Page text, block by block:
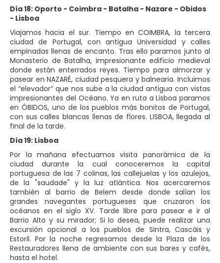
Día 18: Oporto - Coimbra - Batalha - Nazare - Obidos
- Lisboa
Viajamos hacia el sur. Tiempo en COIMBRA, la tercera
ciudad de Portugal, con antigua Universidad y calles
empinadas llenas de encanto. Tras ello paramos junto al
Monasterio de Batalha, impresionante edificio medieval
donde están enterrados reyes. Tiempo para almorzar y
pasear en NAZARÉ, ciudad pesquera y balnearia. Incluimos
el “elevador” que nos sube a la ciudad antigua con vistas
impresionantes del Océano. Ya en ruta a Lisboa paramos
en ÓBIDOS, uno de los pueblos más bonitos de Portugal,
con sus calles blancas llenas de flores. LISBOA, llegada al
final de la tarde.
Día 19: Lisboa
Por la mañana efectuamos visita panorámica de la
ciudad durante la cual conoceremos la capital
portuguesa de las 7 colinas, las callejuelas y los azulejos,
de la "saudade" y la luz atlántica. Nos acercaremos
también al barrio de Belem desde donde salían los
grandes navegantes portugueses que cruzaron los
océanos en el siglo XV. Tarde libre para pasear e ir al
Barrio Alto y su mirador; Si lo desea, puede realizar una
excursión opcional a los pueblos de Sintra, Cascáis y
Estoril. Por la noche regresamos desde la Plaza de los
Restauradores llena de ambiente con sus bares y cafés,
hasta el hotel.